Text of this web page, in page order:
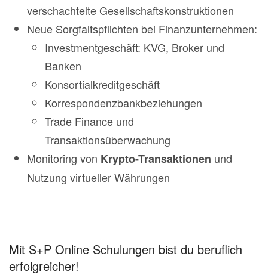
verschachtelte Gesellschaftskonstruktionen
Neue Sorgfaltspflichten bei Finanzunternehmen:
Investmentgeschäft: KVG, Broker und
Banken
Konsortialkreditgeschäft
Korrespondenzbankbeziehungen
Trade Finance und
Transaktionsüberwachung
Monitoring von Krypto-Transaktionen und
Nutzung virtueller Währungen
Mit S+P Online Schulungen bist du beruflich
erfolgreicher!